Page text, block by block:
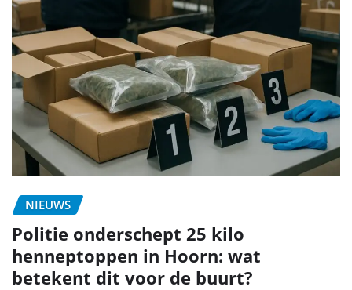
NIEUWS
Politie onderschept 25 kilo
henneptoppen in Hoorn: wat
betekent dit voor de buurt?